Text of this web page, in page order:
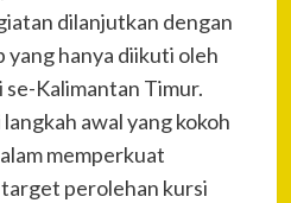
dilanjutkan dengan
hanya diikuti oleh
Kalimantan Timur.
awal yang kokoh
memperkuat
perolehan kursi